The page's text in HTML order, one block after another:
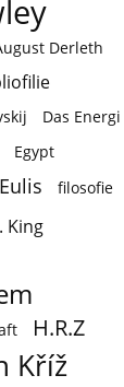
Derleth
Das Energi
Egypt
Eulis filosofie
King
H.R.Z
Kříž